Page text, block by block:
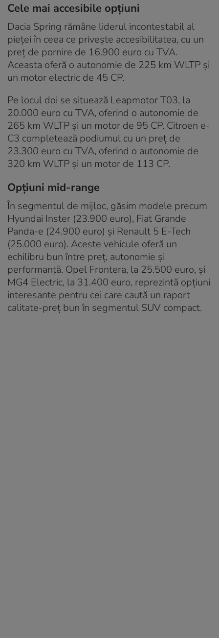
Cele mai accesibile opțiuni
Dacia Spring rămâne liderul incontestabil al
pieței în ceea ce privește accesibilitatea, cu un
preț de pornire de 16.900 euro cu TVA.
Aceasta oferă o autonomie de 225 km WLTP și
un motor electric de 45 CP.
Pe locul doi se situează Leapmotor T03, la
20.000 euro cu TVA, oferind o autonomie de
265 km WLTP și un motor de 95 CP. Citroen e-
C3 completează podiumul cu un preț de
23.300 euro cu TVA, oferind o autonomie de
320 km WLTP și un motor de 113 CP.
Opțiuni mid-range
În segmentul de mijloc, găsim modele precum
Hyundai Inster (23.900 euro), Fiat Grande
Panda-e (24.900 euro) și Renault 5 E-Tech
(25.000 euro). Aceste vehicule oferă un
echilibru bun între preț, autonomie și
performanță. Opel Frontera, la 25.500 euro, și
MG4 Electric, la 31.400 euro, reprezintă opțiuni
interesante pentru cei care caută un raport
calitate-preț bun în segmentul SUV compact.